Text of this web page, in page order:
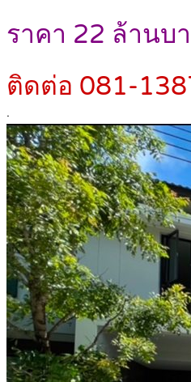
ราคา 22 ล้านบ
ติดต่อ 081-
.